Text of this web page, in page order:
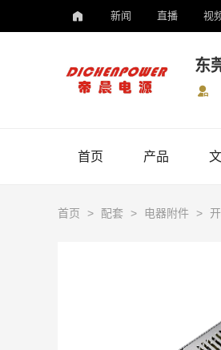
新闻 直播 视
东
首页 产品
首页 > 配套 > 电器附件 >